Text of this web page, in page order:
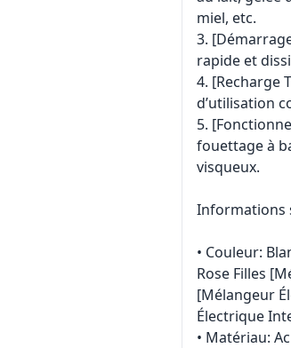
miel, etc.
3.
rapide et
4. [Recharge
d’utilisation
5.
fouettage à
visqueux.
Informations
• Couleur:
Rose Filles
[Mélangeur
Électrique
• Matériau: